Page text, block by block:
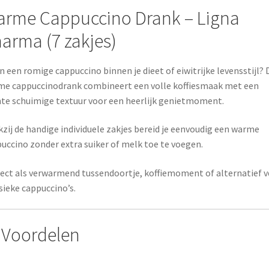
Cappuccino Drank – Ligna
(7 zakjes)
een romige cappuccino binnen je dieet of eiwitrijke levensstijl?
cappuccinodrank combineert een volle koffiesmaak met een
schuimige textuur voor een heerlijk genietmoment.
de handige individuele zakjes bereid je eenvoudig een warme
zonder extra suiker of melk toe te voegen.
als verwarmend tussendoortje, koffiemoment of alternatief
cappuccino’s.